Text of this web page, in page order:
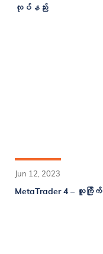
လုပ်နည်း
Jun 12, 2023
MetaTrader 4 – လူကြိုက်